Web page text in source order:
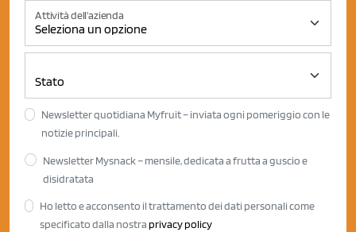
Attività dell'azienda
Newsletter quotidiana Myfruit – inviata ogni pomeriggio con le
notizie principali.
Newsletter Mysnack – mensile, dedicata a frutta a guscio e
disidratata
Ho letto e acconsento il trattamento dei dati personali come
specificato dalla nostra privacy policy